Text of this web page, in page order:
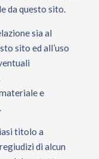
da questo sito.
sia al
sito ed all’uso
e
titolo a
di alcun